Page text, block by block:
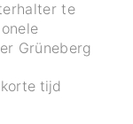
te
Grüneberg
tijd